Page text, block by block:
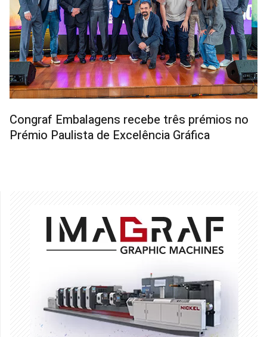
Congraf Embalagens recebe três prémios no
Prémio Paulista de Excelência Gráfica